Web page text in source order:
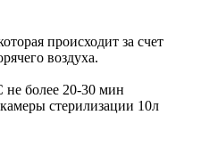
происходит за счет
воздуха.
более 20-30 мин
стерилизации 10л